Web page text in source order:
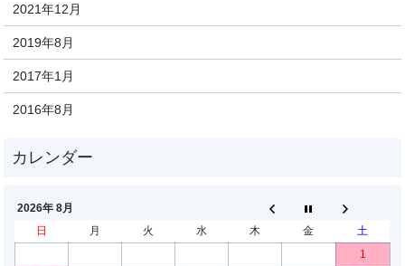
2021年12月
2019年8月
2017年1月
2016年8月
2026年 8月
日
月 火 水 木 金
土
1